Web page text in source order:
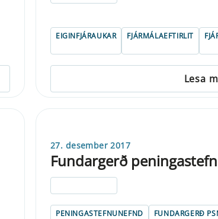
EIGINFJÁRAUKAR FJÁRMÁLAEFTIRLIT
Lesa
27. desember 2017
Fundargerð
PENINGASTEFNUNEFND FUNDARGERÐ